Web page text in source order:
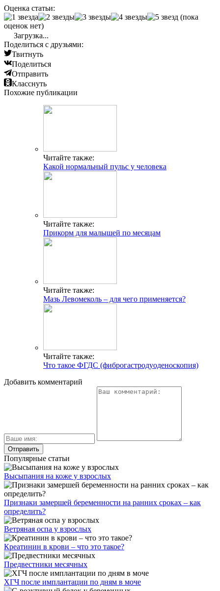
Оценка статьи:
(пока
оценок нет)
Загрузка...
Поделиться с друзьями:
Твитнуть
Поделиться
Отправить
Класснуть
Похожие публикации
Читайте также:
Какой нормальный пульс у человека
Читайте также:
Прикорм для малышей по месяцам
Читайте также:
Мазь Левомеколь – для чего применяется?
Читайте также:
Что такое ФГДС (фиброгастродуоденоскопия)
Добавить комментарий
Популярные статьи
Высыпания на коже у взрослых
Признаки замершей беременности на ранних сроках – как
определить?
Ветряная оспа у взрослых
Креатинин в крови – что это такое?
Предвестники месячных
ХГЧ после имплантации по дням в моче